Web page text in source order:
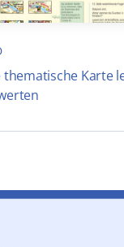
thematische Karte